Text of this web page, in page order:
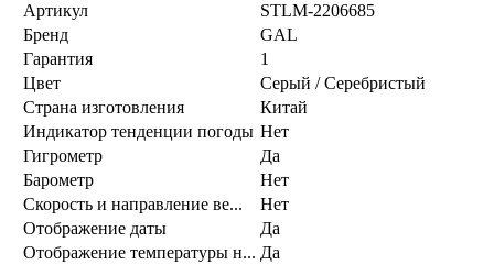
Артикул
STLM-2206685
Бренд
GAL
Гарантия
1
Цвет
Серый / Серебристый
Страна изготовления
Китай
Индикатор тенденции погоды Нет
Гигрометр
Да
Барометр
Нет
Скорость и направление ве...
Нет
Отображение даты
Да
Отображение температуры н... Да